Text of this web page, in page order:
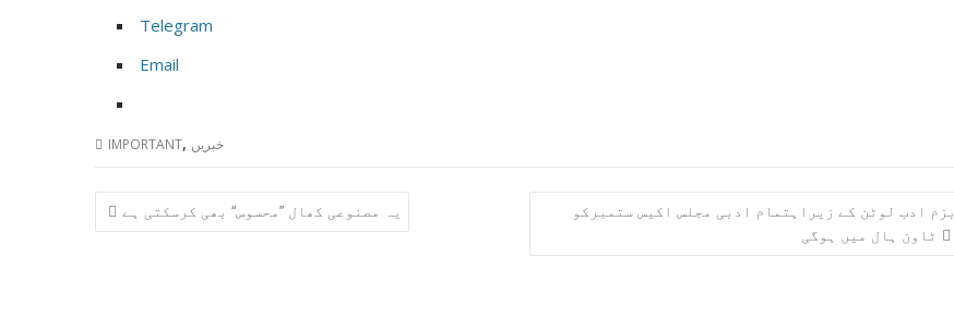
Telegram
Email
IMPORTANT, خبریں
Post
navigation
یہ مصنوعی کھال ’’محسوس‘‘ بھی کرسکتی ہے
بزم ادب لوٹن کے زیراہتمام ادبی مجلس اکیس ستمبرکو
ٹاون ہال میں ہوگی